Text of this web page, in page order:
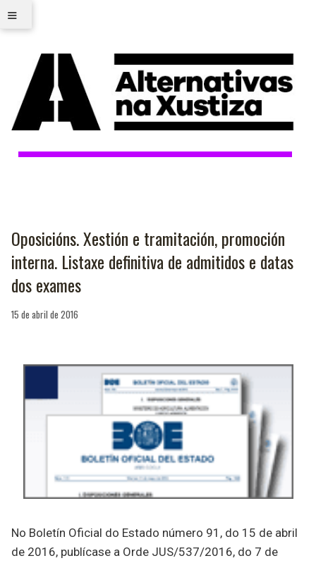
≡
Oposicións. Xestión e tramitación, promoción
interna. Listaxe definitiva de admitidos e datas
dos exames
15 de abril de 2016
No Boletín Oficial do Estado número 91, do 15 de abril
de 2016, publícase a Orde JUS/537/2016, do 7 de